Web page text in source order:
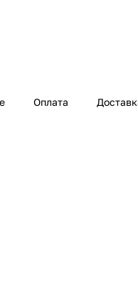
Оплата